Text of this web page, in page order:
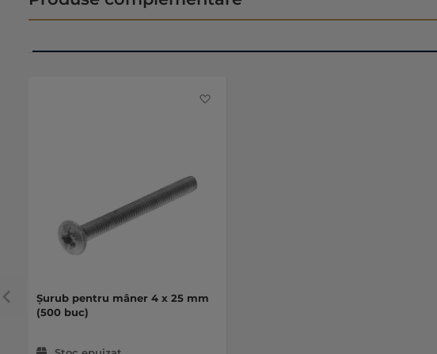
Șurub pentru mâner 4 x 25 mm
(500 buc)